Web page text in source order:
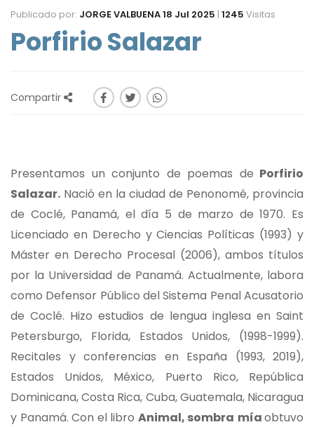
Publicado por: JORGE VALBUENA18 Jul 2025 | 1245 Visitas
Porfirio Salazar
Compartir
Presentamos un conjunto de poemas de Porfirio
Salazar. Nació en la ciudad de Penonomé, provincia
de Coclé, Panamá, el día 5 de marzo de 1970. Es
Licenciado en Derecho y Ciencias Políticas (1993) y
Máster en Derecho Procesal (2006), ambos títulos
por la Universidad de Panamá. Actualmente, labora
como Defensor Público del Sistema Penal Acusatorio
de Coclé. Hizo estudios de lengua inglesa en Saint
Petersburgo, Florida, Estados Unidos, (1998-1999).
Recitales y conferencias en España (1993, 2019),
Estados Unidos, México, Puerto Rico, República
Dominicana, Costa Rica, Cuba, Guatemala, Nicaragua
y Panamá. Con el libro Animal, sombra míaobtuvo